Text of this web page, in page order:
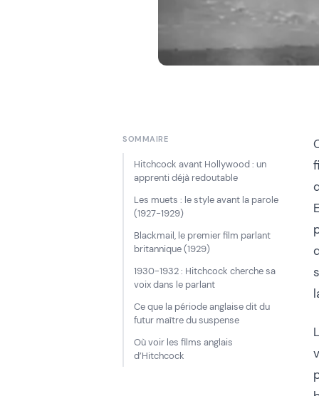
SOMMAIRE
Hitchcock avant Hollywood : un
apprenti déjà redoutable
Les muets : le style avant la parole
(1927-1929)
Blackmail, le premier film parlant
britannique (1929)
1930-1932 : Hitchcock cherche sa
voix dans le parlant
Ce que la période anglaise dit du
futur maître du suspense
Où voir les films anglais
d’Hitchcock